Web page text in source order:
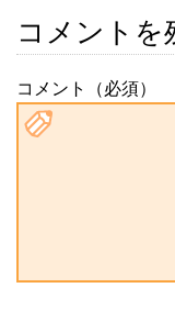
コメントを
コメント（必須）